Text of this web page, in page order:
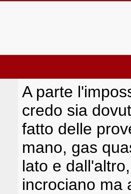
A parte
credo sia
fatto delle
mano, gas
lato e
incrociano ma